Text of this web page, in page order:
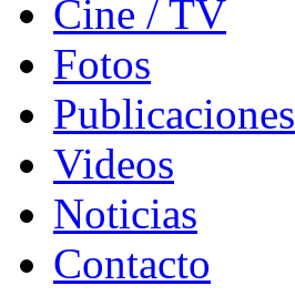
Cine / TV
Fotos
Publicaciones
Videos
Noticias
Contacto